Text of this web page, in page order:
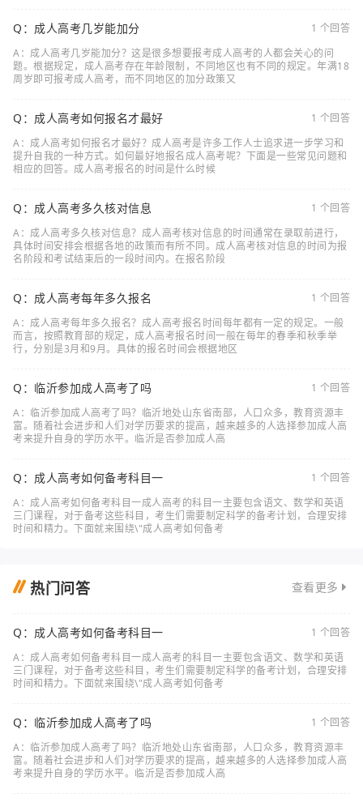
Q：成人高考几岁能加分
1 个回答
A：成人高考几岁能加分？这是很多想要报考成人高考的人都会关心的问
题。根据规定，成人高考存在年龄限制，不同地区也有不同的规定。年满18
周岁即可报考成人高考，而不同地区的加分政策又
Q：成人高考如何报名才最好
1 个回答
A：成人高考如何报名才最好？成人高考是许多工作人士追求进一步学习和
提升自我的一种方式。如何最好地报名成人高考呢？下面是一些常见问题和
相应的回答。成人高考报名的时间是什么时候
Q：成人高考多久核对信息
1 个回答
A：成人高考多久核对信息？成人高考核对信息的时间通常在录取前进行，
具体时间安排会根据各地的政策而有所不同。成人高考核对信息的时间为报
名阶段和考试结束后的一段时间内。在报名阶段
Q：成人高考每年多久报名
1 个回答
A：成人高考每年多久报名？成人高考报名时间每年都有一定的规定。一般
而言，按照教育部的规定，成人高考报名时间一般在每年的春季和秋季举
行，分别是3月和9月。具体的报名时间会根据地区
Q：临沂参加成人高考了吗
1 个回答
A：临沂参加成人高考了吗？临沂地处山东省南部，人口众多，教育资源丰
富。随着社会进步和人们对学历要求的提高，越来越多的人选择参加成人高
考来提升自身的学历水平。临沂是否参加成人高
Q：成人高考如何备考科目一
1 个回答
A：成人高考如何备考科目一成人高考的科目一主要包含语文、数学和英语
三门课程，对于备考这些科目，考生们需要制定科学的备考计划，合理安排
时间和精力。下面就来围绕\"成人高考如何备考
热门问答 查看更多
Q：成人高考如何备考科目一
1 个回答
A：成人高考如何备考科目一成人高考的科目一主要包含语文、数学和英语
三门课程，对于备考这些科目，考生们需要制定科学的备考计划，合理安排
时间和精力。下面就来围绕\"成人高考如何备考
Q：临沂参加成人高考了吗
1 个回答
A：临沂参加成人高考了吗？临沂地处山东省南部，人口众多，教育资源丰
富。随着社会进步和人们对学历要求的提高，越来越多的人选择参加成人高
考来提升自身的学历水平。临沂是否参加成人高